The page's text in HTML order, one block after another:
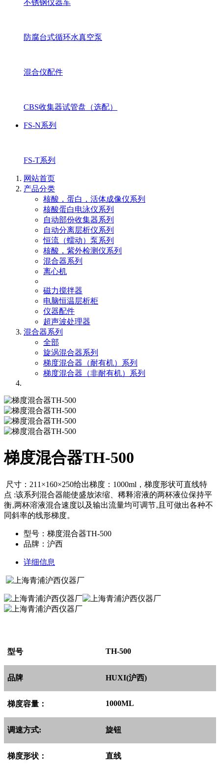
不锈钢仪器车
防腐台式循环水真空泵
混合仪配件
CBS收集器试管盘（选配）
FS-N系列
FS-T系列
网站首页
产品分类
核酸，蛋白，活体成像仪系列
核酸蛋白电泳仪系列
自动部份收集器系列
自动分离层析仪系列
恒流（蠕动）泵系列
核酸，紫外检测仪系列
混合器系列
离心机
磁力搅拌器
电脑恒温层析柜
仪器配件
超声波处理器
混合器系列
全部
旋涡混合器系列
梯度混合器（耐有机）系列
梯度混合器（非耐有机）系列
梯度混合器TH-500
尺寸：211×160×250给出梯度：1000ml，梯度形状可直线特
点 :该系列混合器能使盛放浓缩、稀释溶液的两杯液位保持平
衡‚两杯溶液混合速度以及输出流量均可调节‚且可做出各种不
同斜率的线形梯度。
型号：梯度混合器TH-500
品牌：沪西
详细信息
型号 TH-500
品牌 HUXI(沪西)
梯度容量： 1000ML
调速方式: 旋钮
梯度形状： 直线